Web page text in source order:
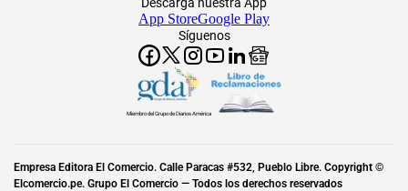
Síguenos
App StoreGoogle Play
Miembro del Grupo de Diarios América
Empresa Editora El Comercio. Calle Paracas #532, Pueblo Libre. Copyright ©
Elcomercio.pe. Grupo El Comercio — Todos los derechos reservados